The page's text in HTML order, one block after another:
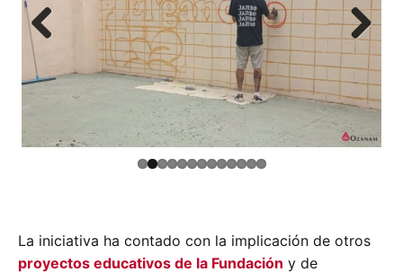
Previ
ous
Next
La iniciativa ha contado con la implicación de otros
proyectos educativos de la Fundación y de